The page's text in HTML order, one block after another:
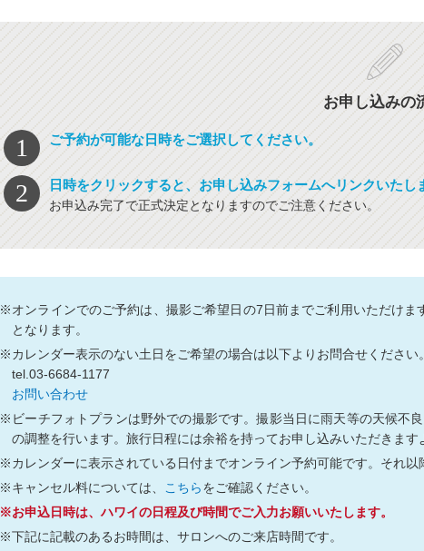
お申し込みの
ご予約が可能な日時をご選択してください。
日時をクリックすると、お申し込みフォームへリンクいたし
お申込み完了で正式決定となりますのでご注意ください。
※オンラインでのご予約は、撮影ご希望日の7日前までご利用いただけ
となります。
※カレンダー表示のない土日をご希望の場合は以下よりお問合せください。
tel.03-6684-1177
お問い合わせ
※ビーチフォトプランは野外での撮影です。撮影当日に雨天等の天候不
の調整を行います。旅行日程には余裕を持ってお申し込みいただきます
※カレンダーに表示されている日付までオンライン予約可能です。それ以
※キャンセル料については、
こちらをご確認ください。
※お申込日時は、ハワイの日程及び時間でご入力お願いいたします。
※下記に記載のあるお時間は、サロンへのご来店時間です。